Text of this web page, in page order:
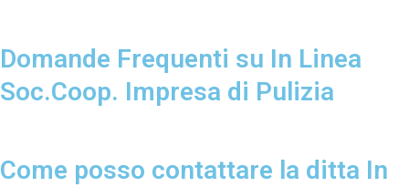
Domande Frequenti su In Linea
Soc.Coop. Impresa di Pulizia
Come posso contattare la ditta In